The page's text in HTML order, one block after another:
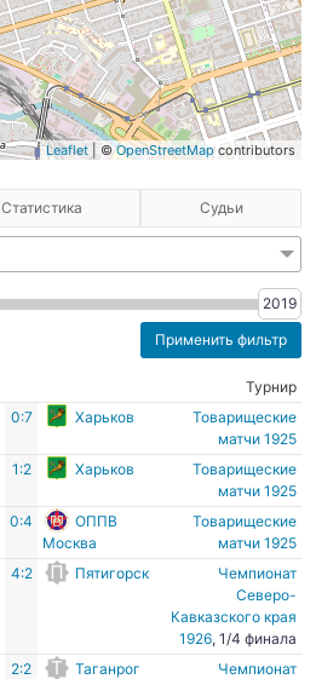
Leaflet | ©OpenStreetMapcontributors
Статистика Судьи
2019
Турнир
0:7 Харьков
Товарищеские
матчи 1925
1:2 Харьков
Товарищеские
матчи 1925
0:4
ОППВ
Москва
Товарищеские
матчи 1925
4:2 Пятигорск
Чемпионат
Северо-
Кавказского края
1926, 1/4 финала
2:2 Таганрог
Чемпионат